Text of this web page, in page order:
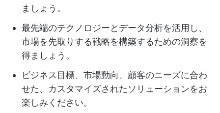
ましょう。
最先端のテクノロジーとデータ分析を活用し、
市場を先取りする戦略を構築するための洞察を
得ましょう。
ビジネス目標、市場動向、顧客のニーズに合わ
せた、カスタマイズされたソリューションをお
楽しみください。